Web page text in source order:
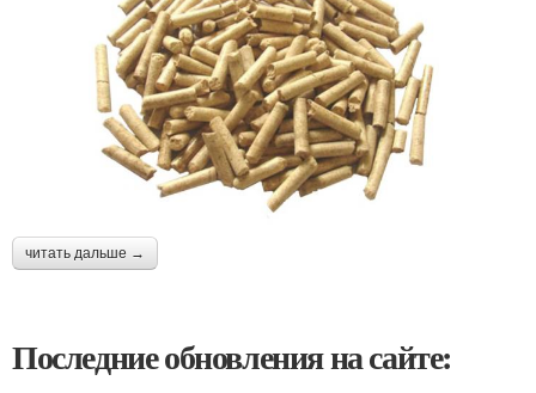
читать дальше →
Последние обновления на сайте: